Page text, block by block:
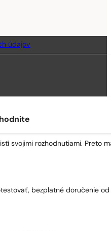
údajov
svojimi rozhodnutiami. Preto
bezplatné doručenie